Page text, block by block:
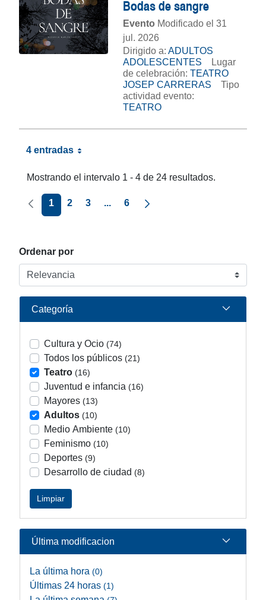
Ordenar por
Categoría
Cultura y Ocio (74)
Todos los públicos (21)
Teatro (16)
Juventud e infancia (16)
Mayores (13)
Adultos (10)
Medio Ambiente (10)
Feminismo (10)
Deportes (9)
Desarrollo de ciudad (8)
Limpiar
Última modificacion
La última hora (0)
Últimas 24 horas (1)
Bodas de sangre
Evento Modificado el 31
jul. 2026
Dirigido a: ADULTOS
ADOLESCENTES
Lugar
de celebración: TEATRO
JOSEP CARRERAS
Tipo
actividad evento:
TEATRO
4 entradas
Mostrando el intervalo 1 - 4 de 24 resultados.
Página anterior
1 2 3 ... 6